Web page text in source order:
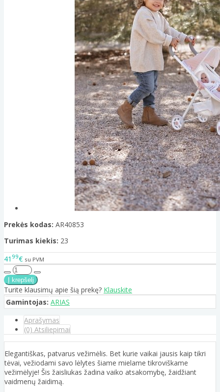
Prekės kodas: AR40853
Turimas kiekis: 23
41 99€ su PVM
Turite klausimų apie šią prekę? Klauskite
Gamintojas: ARIAS
Aprašymas
(0) Atsiliepimai
Elegantiškas, patvarus vežimėlis. Bet kurie vaikai jausis kaip tikri
tėvai, vežiodami savo lėlytes šiame mielame tikroviškame
vežimėlyje! Šis žaisliukas žadina vaiko atsakomybę, žaidžiant
vaidmenų žaidimą.